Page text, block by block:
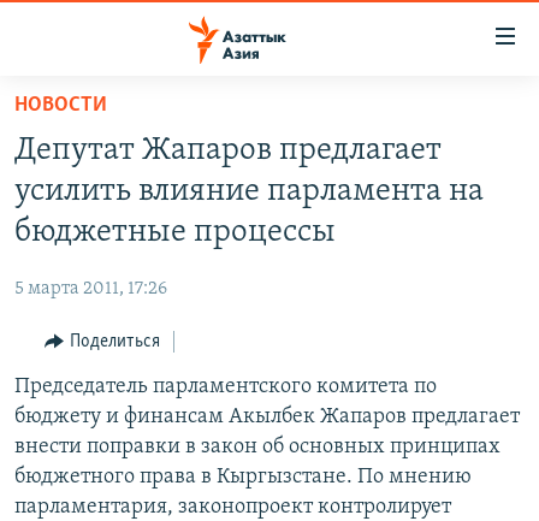
Вернуться
основному
содержанию
Вернутся
главной
навигации
Вернутся
поиску
КАЗАХСТАН
ТАДЖИКИСТАН
НОВОСТИ
ВОЙНА В УКРАИНЕ
ҚАЗАҚША
КЫРГЫЗЧА
ЎЗБЕКЧА
ТОҶИКӢ
TÜRKMENÇE
Все сайты РСЕ/РС
НОВОСТИ
Депутат Жапаров предлагает
усилить влияние парламента на
бюджетные процессы
5 марта 2011, 17:26
Поделиться
Председатель парламентского комитета по
бюджету и финансам Акылбек Жапаров предлагает
внести поправки в закон об основных принципах
бюджетного права в Кыргызстане. По мнению
парламентария, законопроект контролирует